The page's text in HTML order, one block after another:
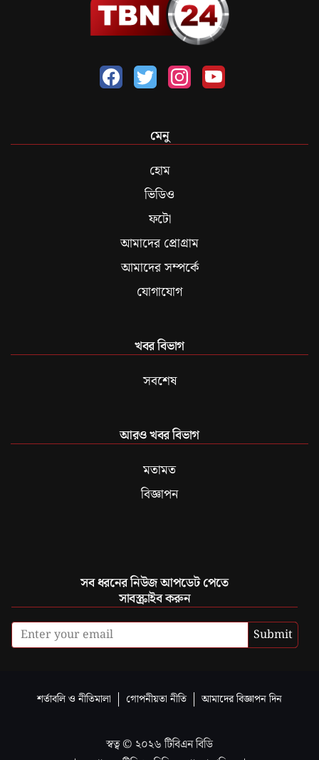
মেনু
হোম
ভিডিও
ফটো
আমাদের প্রোগ্রাম
আমাদের সম্পর্কে
যোগাযোগ
খবর বিভাগ
সবশেষ
আরও খবর বিভাগ
মতামত
বিজ্ঞাপন
সব ধরনের নিউজ আপডেট পেতে
সাবস্ক্রাইব করুন
Submit
শর্তাবলি ও নীতিমালা গোপনীয়তা নীতি আমাদের বিজ্ঞাপন দিন
স্বত্ব © ২০২৬ টিবিএন বিডি